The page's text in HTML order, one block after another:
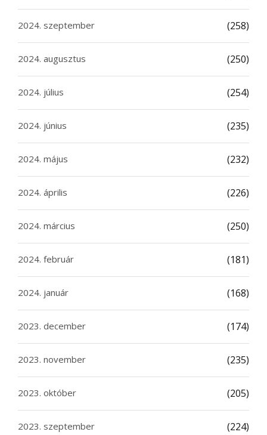
2024. szeptember (258)
2024. augusztus (250)
2024. július (254)
2024. június (235)
2024. május (232)
2024. április (226)
2024. március (250)
2024. február (181)
2024. január (168)
2023. december (174)
2023. november (235)
2023. október (205)
2023. szeptember (224)